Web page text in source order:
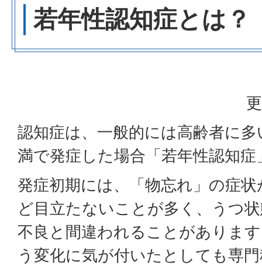
若年性認知症とは？
認知症は、一般的には高齢者に
満で発症した場合「若年性認知
発症初期には、「物忘れ」の症
ど目立たないことが多く、うつ
不良と間違われることがありま
う変化に気が付いたとしても専